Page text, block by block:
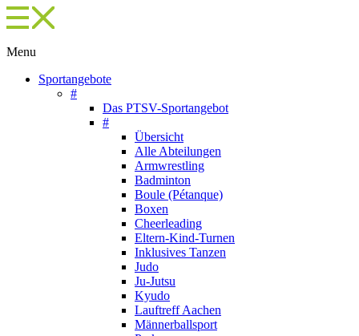
Menu
Sportangebote
#
Das PTSV-Sportangebot
#
Übersicht
Alle Abteilungen
Armwrestling
Badminton
Boule (Pétanque)
Boxen
Cheerleading
Eltern-Kind-Turnen
Inklusives Tanzen
Judo
Ju-Jutsu
Kyudo
Lauftreff Aachen
Männerballsport